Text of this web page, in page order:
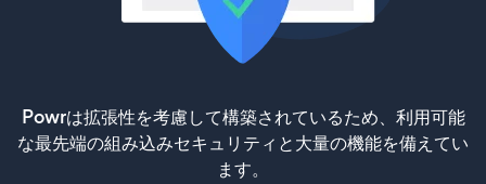
Powrは拡張性を考慮して構築されているため、利用可能
な最先端の組み込みセキュリティと大量の機能を備えてい
ます。